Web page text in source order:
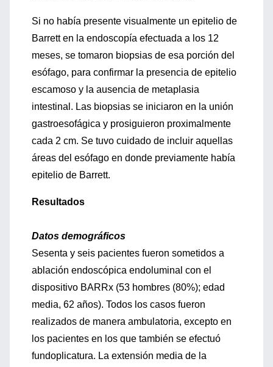
Si no había presente visualmente un epitelio de
Barrett en la endoscopía efectuada a los 12
meses, se tomaron biopsias de esa porción del
esófago, para confirmar la presencia de epitelio
escamoso y la ausencia de metaplasia
intestinal. Las biopsias se iniciaron en la unión
gastroesofágica y prosiguieron proximalmente
cada 2 cm. Se tuvo cuidado de incluir aquellas
áreas del esófago en donde previamente había
epitelio de Barrett.
Resultados
Datos demográficos
Sesenta y seis pacientes fueron sometidos a
ablación endoscópica endoluminal con el
dispositivo BARRx (53 hombres (80%); edad
media, 62 años). Todos los casos fueron
realizados de manera ambulatoria, excepto en
los pacientes en los que también se efectuó
fundoplicatura. La extensión media de la